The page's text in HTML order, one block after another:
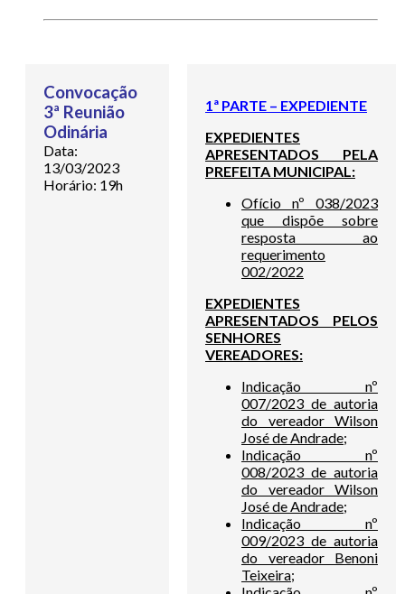
Convocação
3ª Reunião
Odinária
Data:
13/03/2023
Horário: 19h
1ª PARTE – EXPEDIENTE
EXPEDIENTES
APRESENTADOS PELA
PREFEITA MUNICIPAL:
Ofício nº 038/2023
que dispõe sobre
resposta ao
requerimento
002/2022
EXPEDIENTES
APRESENTADOS PELOS
SENHORES
VEREADORES:
Indicação nº
007/2023 de autoria
do vereador Wilson
José de Andrade;
Indicação nº
008/2023 de autoria
do vereador Wilson
José de Andrade;
Indicação nº
009/2023 de autoria
do vereador Benoni
Teixeira;